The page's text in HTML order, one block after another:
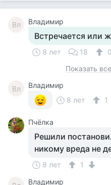
Вл Владимир
Встречается или
8 лет 18
0
Показать
Вл
Владимир
8 лет
1
Пчёлка
Решили
никому вреда не
8 лет 1
Владимир